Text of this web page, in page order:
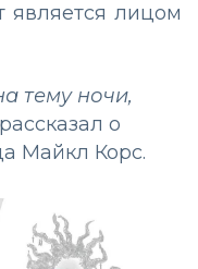
является лицом
тему ночи,
о
Майкл Корс.